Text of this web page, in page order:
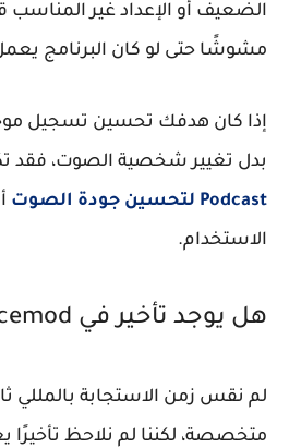
الضعيف أو الإعداد غير المناسب
مشوشًا حتى لو كان البرنامج
إذا كان هدفك تحسين تسجيل
بدل تغيير شخصية الصوت، فقد
Podcast لتحسين جودة الصوت
الاستخدام.
هل يوجد تأخير في Voicemod؟
لم نقس زمن الاستجابة بالمللي
متخصصة، لكننا لم نلاحظ تأخيرًا